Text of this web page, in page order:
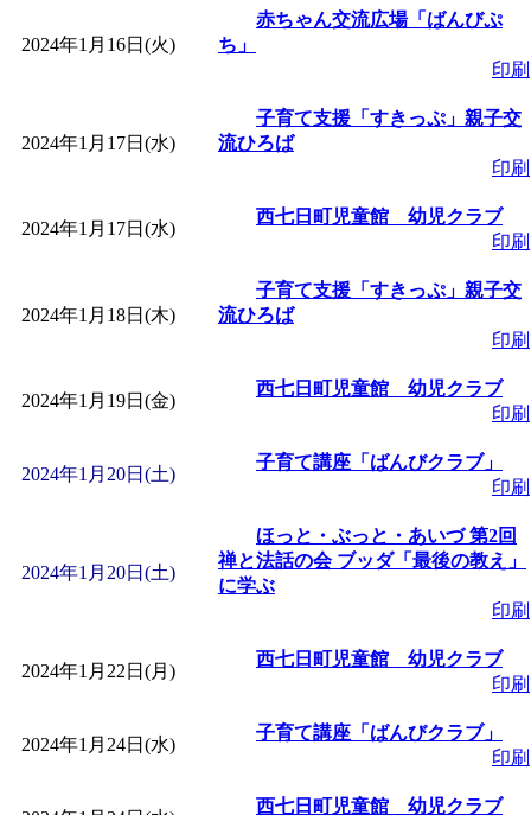
～」 受付期間：～
子育て交流広場「
間：2026/08/10～
「赤ちゃん交流広場
間：2026/08/10～2026/
みなづる号乗車体
de 健康づくり」
」
堂島地区歴史ウオ
す」 受付期間：～
みなづる号乗車体
de 健康づくり」
」
「皆鶴姫のこびる塾
2024年1月16日(火)
赤ちゃん交流広場「ばんびぷ
ち」
印刷
2024年1月17日(水)
子育て支援「すきっぷ」親子交
流ひろば
印刷
2024年1月17日(水)
西七日町児童館 幼児クラブ
印刷
2024年1月18日(木)
子育て支援「すきっぷ」親子交
流ひろば
印刷
2024年1月19日(金)
西七日町児童館 幼児クラブ
印刷
2024年1月20日(土)
子育て講座「ばんびクラブ」
印刷
2024年1月20日(土)
ほっと・ぶっと・あいづ 第2回
禅と法話の会 ブッダ「最後の教え」
に学ぶ
印刷
2024年1月22日(月)
西七日町児童館 幼児クラブ
印刷
2024年1月24日(水)
子育て講座「ばんびクラブ」
印刷
西七日町児童館 幼児クラブ